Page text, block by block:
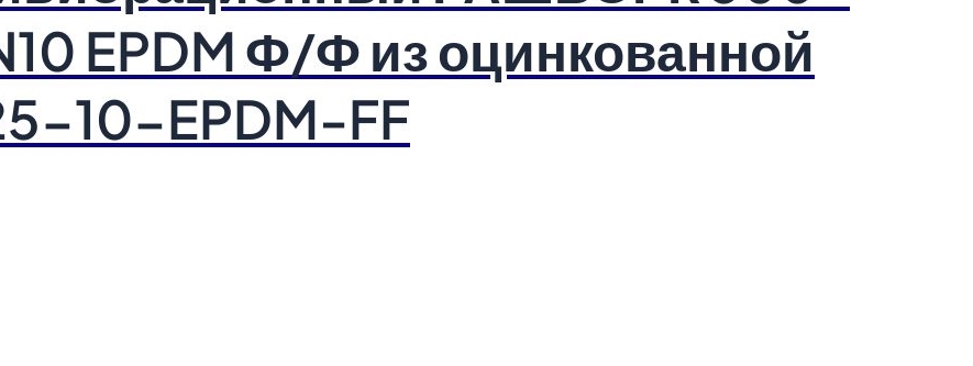
EPDM Ф/Ф из оцинкованной
10-EPDM-FF